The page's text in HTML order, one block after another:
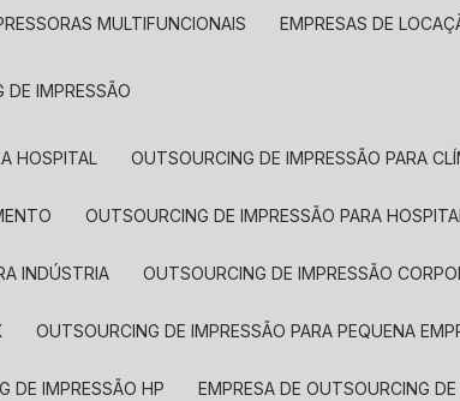
MULTIFUNCIONAIS EMPRESAS DE
DE IMPRESSÃO
HOSPITAL OUTSOURCING DE IMPRESSÃO PARA
OUTSOURCING DE IMPRESSÃO PARA
INDÚSTRIA OUTSOURCING DE IMPRESSÃO
OUTSOURCING DE IMPRESSÃO PARA PEQUENA
DE IMPRESSÃO HP EMPRESA DE OUTSOURCING